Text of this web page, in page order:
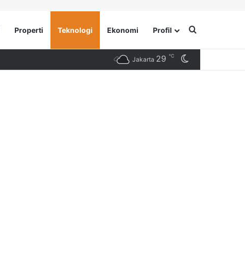
Properti Teknologi Ekonomi Profil Search for
Jakarta 29 ℃